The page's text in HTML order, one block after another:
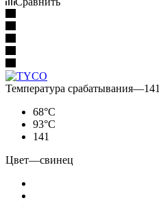
Температура срабатывания—141
68°С
93°С
141
Цвет—свинец